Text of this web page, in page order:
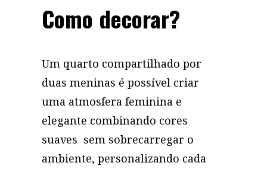
Como decorar?
Um quarto compartilhado por
duas meninas é possível criar
uma atmosfera feminina e
elegante combinando cores
suaves sem sobrecarregar o
ambiente, personalizando cada